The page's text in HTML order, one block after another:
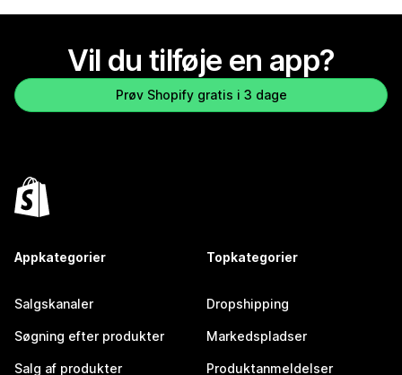
Vil du tilføje en app?
Prøv Shopify gratis i 3 dage
Appkategorier
Salgskanaler
Søgning efter produkter
Salg af produkter
Topkategorier
Dropshipping
Markedspladser
Produktanmeldelser